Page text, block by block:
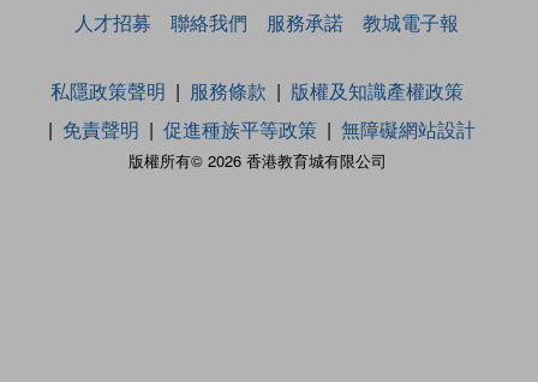
人才招募
聯絡我們 服務承諾 教城電子報
版權所有© 2026 香港教育城有限公司
私隱政策聲明 服務條款
版權及知識產權政策
免責聲明
促進種族平等政策 無障礙網站設計